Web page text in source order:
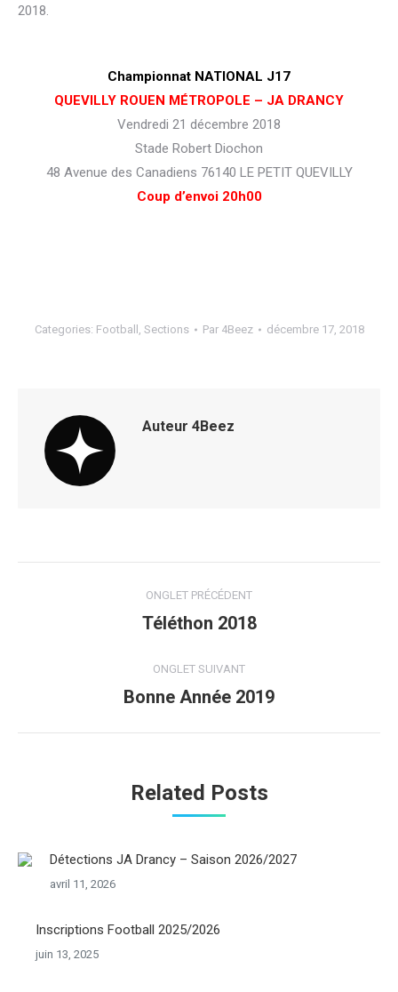
2018.
Championnat NATIONAL J17
QUEVILLY ROUEN MÉTROPOLE – JA DRANCY
Vendredi 21 décembre 2018
Stade Robert Diochon
48 Avenue des Canadiens 76140 LE PETIT QUEVILLY
Coup d’envoi 20h00
Categories: Football , Sections Par 4Beez décembre 17, 2018
Auteur 4Beez
commentaire
ONGLET PRÉCÉDENT
Onglet
Téléthon 2018
ONGLET SUIVANT
Onglet
Bonne Année 2019
Related Posts
Détections JA Drancy – Saison 2026/2027
avril 11, 2026
Inscriptions Football 2025/2026
juin 13, 2025